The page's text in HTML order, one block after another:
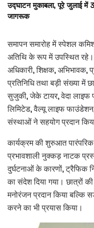
उद्घाटन मुकाबला, पूरे जुलाई में
जागरूक
समापन समारोह में स्पेशल
अतिथि के रूप में उपस्थित
अधिकारी, शिक्षक, अभिभावक,
प्रतिनिधि तथा बड़ी संख्या में
सुजुकी, जेके टायर, वेदा लाइफ
लिमिटेड, वैल्यू लाइफ
संस्थाओं ने सहयोग प्रदान
कार्यक्रम की शुरुआत
प्रभावशाली नुक्कड़ नाटक
दुर्घटनाओं के कारणों, ट्रैफिक
का संदेश दिया गया। छात्रों
मनोरंजन प्रदान किया बल्कि
करने का भी प्रयास किया।